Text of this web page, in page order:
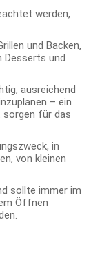
werden,
und Backen,
Desserts und
ausreichend
– ein
sorgen für das
in
von kleinen
sollte immer im
Öffnen